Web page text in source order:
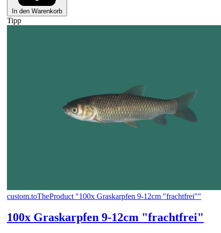
In den Warenkorb
Tipp
custom.toTheProduct "100x Graskarpfen 9-12cm "frachtfrei""
100x Graskarpfen 9-12cm "frachtfrei"